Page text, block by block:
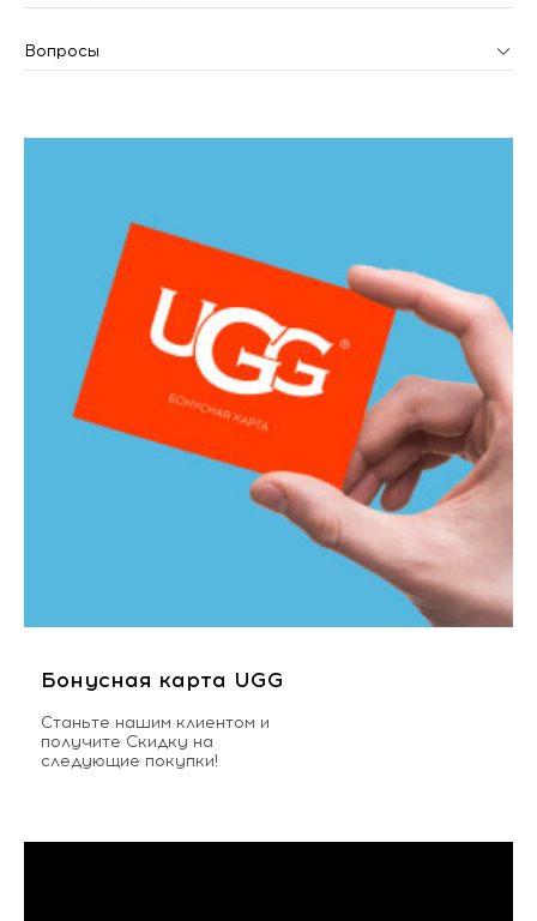
Вопросы
Бонусная карта UGG
Станьте нашим клиентом и
получите Скидку на
следующие покупки!